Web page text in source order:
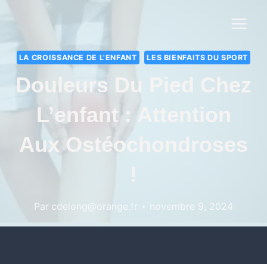
LA CROISSANCE DE L'ENFANT LES BIENFAITS DU SPORT
Douleurs Du Pied Chez
L’enfant : Attention
Aux Ostéochondroses
!
Par cdelong@orange.fr novembre 9, 2024